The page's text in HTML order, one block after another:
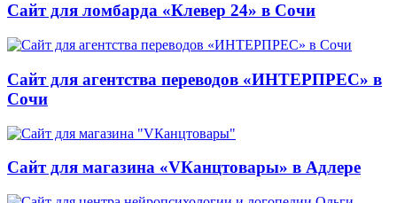
Сайт для ломбарда «Клевер 24» в Сочи
Сайт для агентства переводов «ИНТЕРПРЕС» в
Сочи
Сайт для магазина «VКанцтовары» в Адлере